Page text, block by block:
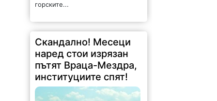
горските...
Скандално! Месеци
наред стои изрязан
пътят Враца-Мездра,
институциите спят!